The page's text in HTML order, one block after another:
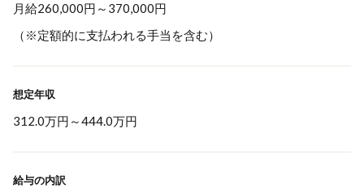
月給260,000円～370,000円
（※定額的に支払われる手当を含む）
想定年収
312.0万円 ～444.0万円
給与の内訳